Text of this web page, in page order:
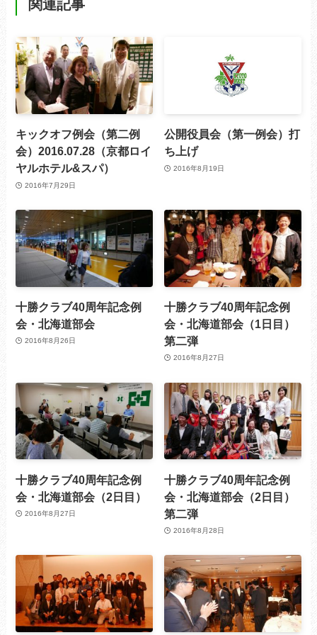
関連記事
キックオフ例会（第二例
会）2016.07.28（京都ロイ
ヤルホテル&スパ）
2016年7月29日
公開役員会（第一例会）打
ち上げ
2016年8月19日
十勝クラブ40周年記念例
会・北海道部会
2016年8月26日
十勝クラブ40周年記念例
会・北海道部会（1日目）
第二弾
2016年8月27日
十勝クラブ40周年記念例
会・北海道部会（2日目）
2016年8月27日
十勝クラブ40周年記念例
会・北海道部会（2日目）
第二弾
2016年8月28日